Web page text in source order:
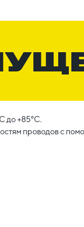
до +85°C.
проводов с